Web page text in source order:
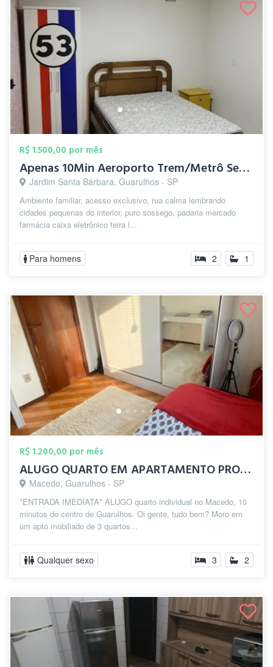
R$ 1.500,00 por mês
Apenas 10Min Aeroporto Trem/Metrô Sesc C...
Jardim Santa Bárbara, Guarulhos - SP
Ambiente familiar, acesso exclusivo, rua calma lembrando
cidades pequenas do interior, puro sossego, padaria mercado
farmácia caixa eletrônico feira l...
Para homens 2 1
R$ 1.200,00 por mês
ALUGO QUARTO EM APARTAMENTO PROX CENTRO ...
Macedo, Guarulhos - SP
*ENTRADA IMEDIATA* ALUGO quarto individual no Macedo, 10
minutos do centro de Guarulhos. Oi gente, tudo bem? Moro em
um apto mobiliado de 3 quartos...
Qualquer sexo 3 2